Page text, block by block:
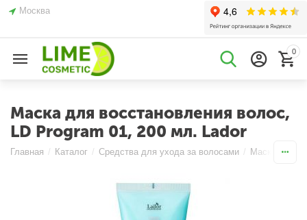
Москва
0
Маска для восстановления волос,
LD Program 01, 200 мл. Lador
Главная / Каталог / Средства для ухода за волосами / Маски /